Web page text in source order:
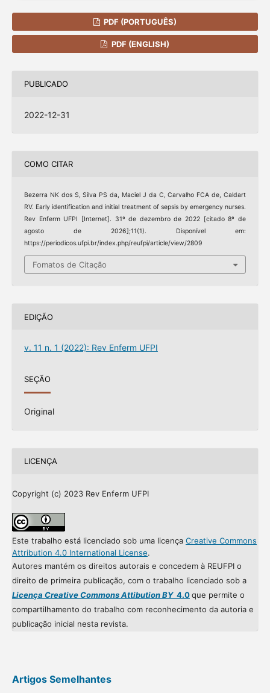
PDF (PORTUGUÊS)
PDF (ENGLISH)
PUBLICADO
2022-12-31
COMO CITAR
Bezerra NK dos S, Silva PS da, Maciel J da C, Carvalho FCA de, Caldart
RV. Early identification and initial treatment of sepsis by emergency nurses.
Rev Enferm UFPI [Internet]. 31º de dezembro de 2022 [citado 8º de
agosto de 2026];11(1). Disponível em:
https://periodicos.ufpi.br/index.php/reufpi/article/view/2809
Fomatos de Citação
EDIÇÃO
v. 11 n. 1 (2022): Rev Enferm UFPI
SEÇÃO
Original
LICENÇA
Copyright (c) 2023 Rev Enferm UFPI
Este trabalho está licenciado sob uma licença Creative Commons
Attribution 4.0 International License.
Autores mantém os direitos autorais e concedem à REUFPI o
direito de primeira publicação, com o trabalho licenciado sob a
Licença Creative Commons Attibution BY4.0que permite o
compartilhamento do trabalho com reconhecimento da autoria e
publicação inicial nesta revista.
Artigos Semelhantes